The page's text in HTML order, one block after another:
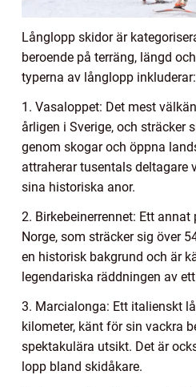
Långlopp skidor är
beroende på terräng, längd
typerna av långlopp inkluderar:
1. Vasaloppet: Det mest
årligen i Sverige, och sträcker
genom skogar och öppna
attraherar tusentals deltagare
sina historiska anor.
2. Birkebeinerrennet: Ett
Norge, som sträcker sig över
en historisk bakgrund och är
legendariska räddningen av
3. Marcialonga: Ett italienskt
kilometer, känt för sin vackra
spektakulära utsikt. Det är
lopp bland skidåkare.